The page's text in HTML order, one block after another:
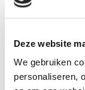
Deze website
We gebruiken
personaliseren,
leggen
wol
kleding.